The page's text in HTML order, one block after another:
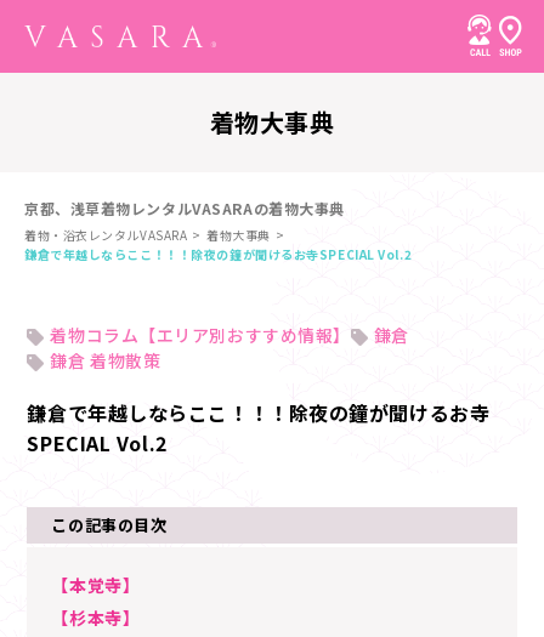
着物大事典
京都、浅草着物レンタルVASARAの着物大事典
着物・浴衣レンタルVASARA
着物大事典
鎌倉で年越しならここ！！！除夜の鐘が聞けるお寺SPECIAL Vol.2
着物コラム【エリア別おすすめ情報】
鎌倉
鎌倉 着物散策
鎌倉で年越しならここ！！！除夜の鐘が聞けるお寺
SPECIAL Vol.2
この記事の目次
【本覚寺】
【杉本寺】